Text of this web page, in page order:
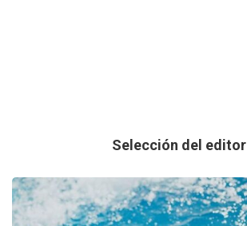
Selección del editor